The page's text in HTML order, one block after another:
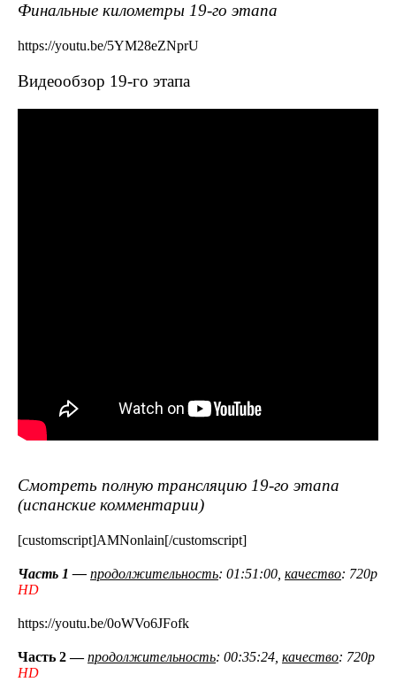
Финальные километры 19-го этапа
https://youtu.be/5YM28eZNprU
Видеообзор 19-го этапа
Смотреть полную трансляцию 19-го этапа
(испанские комментарии)
[customscript]AMNonlain[/customscript]
Часть 1 — продолжительность: 01:51:00, качество: 720p
HD
https://youtu.be/0oWVo6JFofk
Часть 2 —продолжительность: 00:35:24, качество: 720p
HD